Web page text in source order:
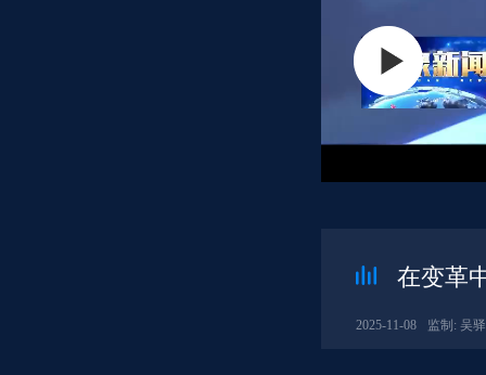
在变革
2025-11-08 监制: 吴驿